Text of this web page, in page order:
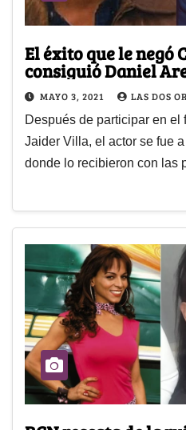
El éxito que le negó
consiguió Daniel
MAYO 3, 2021 LAS DOS
Después de participar en
Jaider Villa, el actor se fue
donde lo recibieron con las